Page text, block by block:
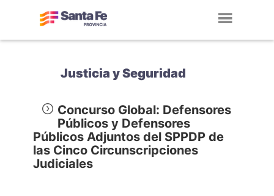
Justicia y Seguridad
Concurso Global: Defensores
Públicos y Defensores
Públicos Adjuntos del SPPDP de
las Cinco Circunscripciones
Judiciales